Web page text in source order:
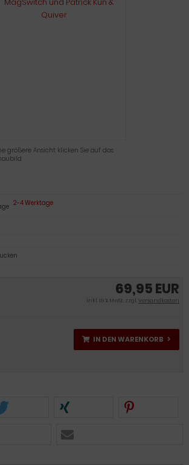
größere Ansicht klicken Sie auf das
69,95 EUR
inkl. 19 % MwSt. zzgl.Versandkosten
IN DEN WARENKORB
2-4 Werktage